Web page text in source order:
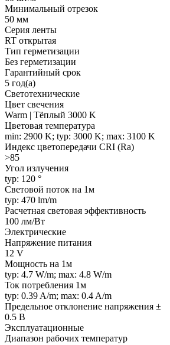
Минимальный отрезок
50 мм
Серия ленты
RT открытая
Тип герметизации
Без герметизации
Гарантийный срок
5 год(а)
Светотехнические
Цвет свечения
Warm | Тёплый 3000 K
Цветовая температура
min: 2900 K; typ: 3000 K; max: 3100 K
Индекс цветопередачи CRI (Ra)
>85
Угол излучения
typ: 120 °
Световой поток на 1м
typ: 470 lm/m
Расчетная световая эффективность
100 лм/Вт
Электрические
Напряжение питания
12 V
Мощность на 1м
typ: 4.7 W/m; max: 4.8 W/m
Ток потребления 1м
typ: 0.39 A/m; max: 0.4 A/m
Предельное отклонение напряжения ±
0.5 В
Эксплуатационные
Диапазон рабочих температур